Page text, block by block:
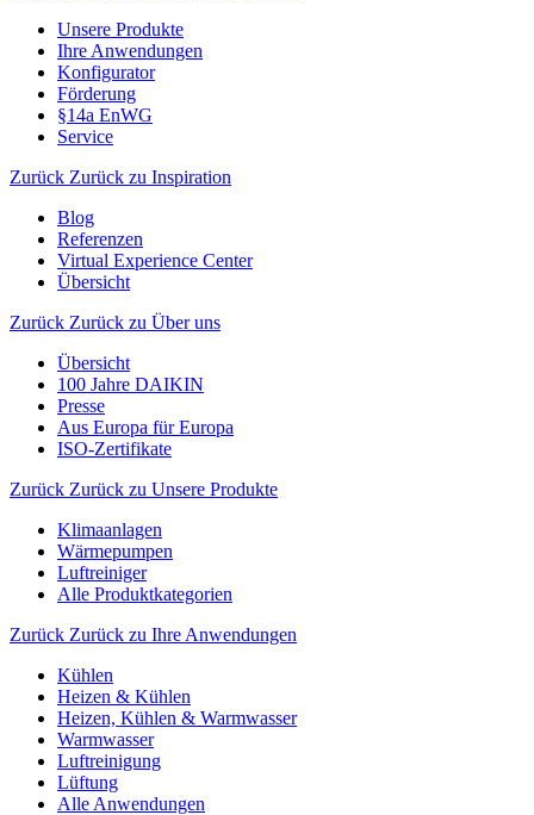
Unsere Produkte
Ihre Anwendungen
Konfigurator
Förderung
§14a EnWG
Service
Zurück Zurück zu Inspiration
Blog
Referenzen
Virtual Experience Center
Übersicht
Zurück Zurück zu Über uns
Übersicht
100 Jahre DAIKIN
Presse
Aus Europa für Europa
ISO-Zertifikate
Zurück Zurück zu Unsere Produkte
Klimaanlagen
Wärmepumpen
Luftreiniger
Alle Produktkategorien
Zurück Zurück zu Ihre Anwendungen
Kühlen
Heizen & Kühlen
Heizen, Kühlen & Warmwasser
Warmwasser
Luftreinigung
Lüftung
Alle Anwendungen